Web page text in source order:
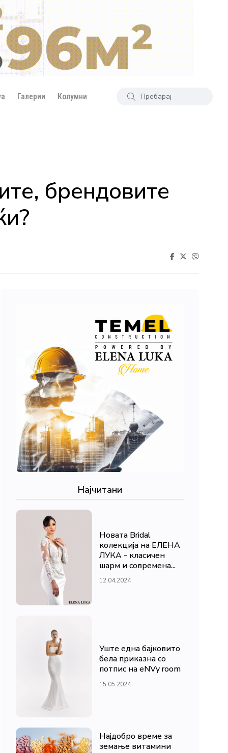
Галерии Колумни
брендовите
Најчитани
Новата Bridal
колекција на ЕЛЕНА
ЛУКА - класичен
шарм и современа...
12.04.2024
Уште една бајковито
бела приказна со
потпис на eNVy room
15.05.2024
Најдобро време за
земање витамини